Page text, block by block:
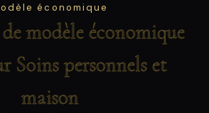
économique
modèle économique
Soins personnels et
maison